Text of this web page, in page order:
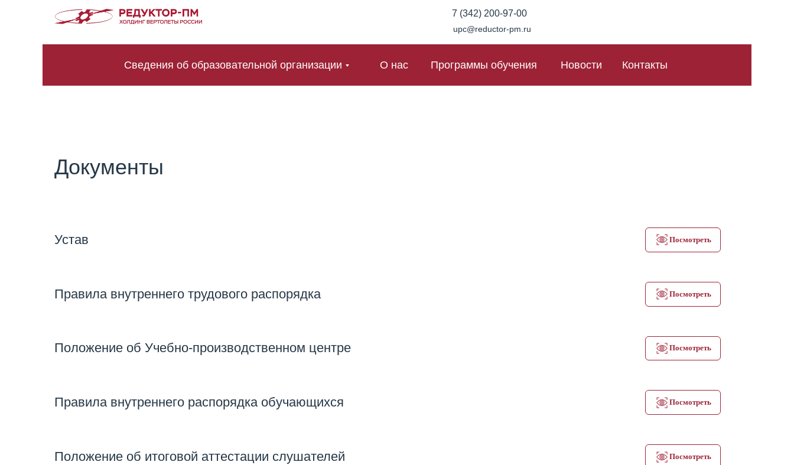
7 (342) 200-97-00
upc@reductor-pm.ru
Сведения об образовательной организации О нас Программы обучения Новости Контакты
Документы
Устав Посмотреть
Правила внутреннего трудового распорядка Посмотреть
Положение об Учебно-производственном центре Посмотреть
Правила внутреннего распорядка обучающихся Посмотреть
Положение об итоговой аттестации слушателей Посмотреть